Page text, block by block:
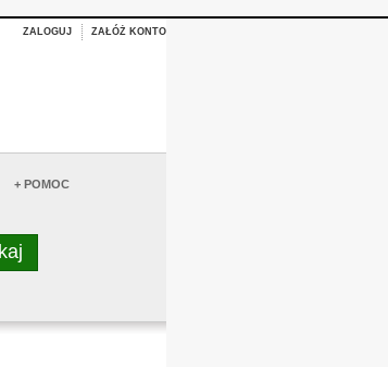
ZALOGUJ ZAŁÓŻ KONTO
+ POMOC